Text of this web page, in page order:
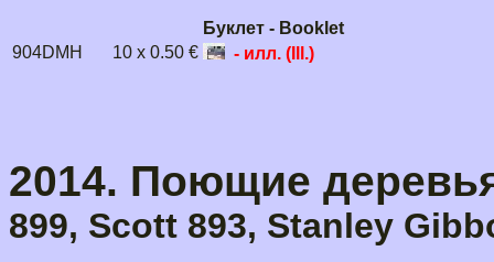
Буклет - Booklet
904DMH
10 x 0.50 € - илл. (Ill.)
2014. Поющие
899, Scott 893, Stanley